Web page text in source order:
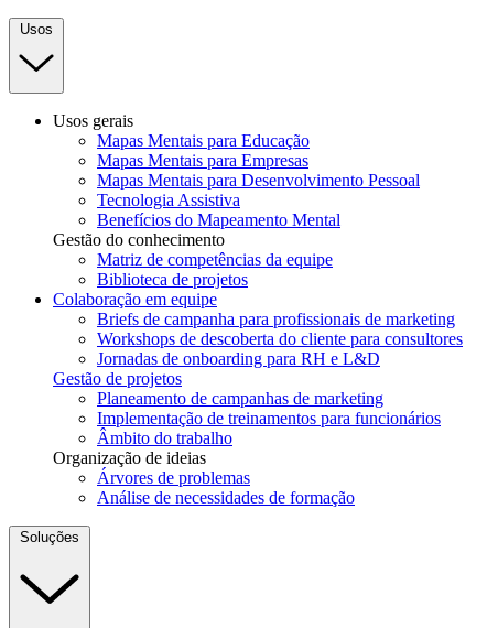
Usos
Usos gerais
Mapas Mentais para Educação
Mapas Mentais para Empresas
Mapas Mentais para Desenvolvimento Pessoal
Tecnologia Assistiva
Benefícios do Mapeamento Mental
Gestão do conhecimento
Matriz de competências da equipe
Biblioteca de projetos
Colaboração em equipe
Briefs de campanha para profissionais de marketing
Workshops de descoberta do cliente para consultores
Jornadas de onboarding para RH e L&D
Gestão de projetos
Planeamento de campanhas de marketing
Implementação de treinamentos para funcionários
Âmbito do trabalho
Organização de ideias
Árvores de problemas
Análise de necessidades de formação
Soluções